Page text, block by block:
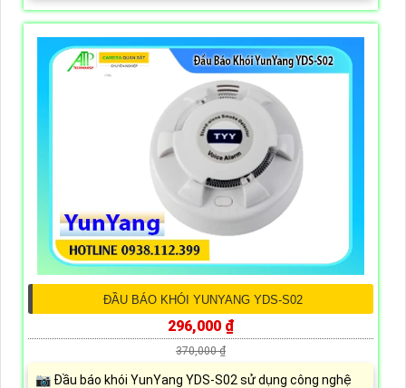
ĐẦU BÁO KHÓI YUNYANG YDS-S02
296,000 ₫
370,000 ₫
📷 Đầu báo khói YunYang YDS-S02 sử dụng công nghệ